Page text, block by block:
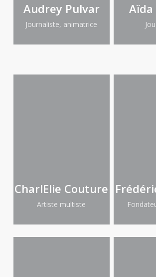
Audrey Pulvar
Journaliste, animatrice
CharlElie Couture
Artiste multiste